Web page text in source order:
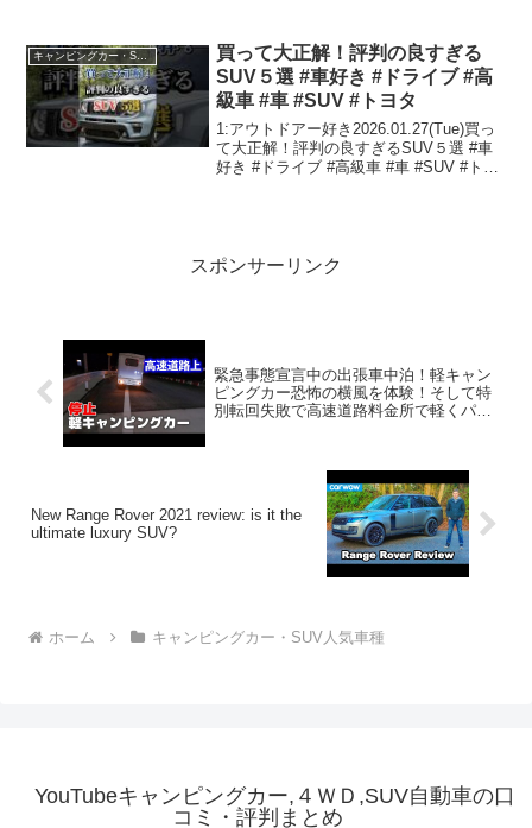
買って大正解！評判の良すぎる
SUV５選 #車好き #ドライブ #高
級車 #車 #SUV #トヨタ
1:アウトドアー好き2026.01.27(Tue)買っ
て大正解！評判の良すぎるSUV５選 #車
好き #ドライブ #高級車 #車 #SUV #トヨ
スポンサーリンク
緊急事態宣言中の出張車中泊！軽キャン
ピングカー恐怖の横風を体験！そして特
別転回失敗で高速道路料金所で軽くパニ
New Range Rover 2021 review: is it the
ultimate luxury SUV?
ホーム キャンピングカー・SUV人気車種
YouTubeキャンピングカー,４ＷＤ,SUV自動車の口
コミ・評判まとめ